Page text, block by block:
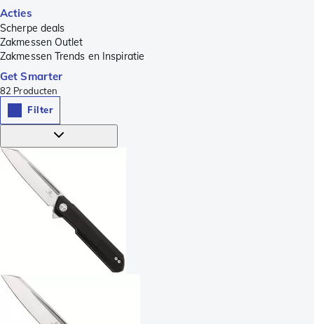
Acties
Scherpe deals
Zakmessen Outlet
Zakmessen Trends en Inspiratie
Get Smarter
82 Producten
Filter